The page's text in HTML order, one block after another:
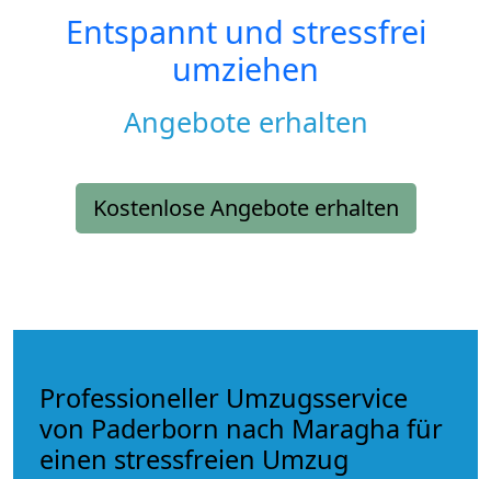
Entspannt und stressfrei
umziehen
Angebote erhalten
Kostenlose Angebote erhalten
Professioneller Umzugsservice
von Paderborn nach Maragha für
einen stressfreien Umzug